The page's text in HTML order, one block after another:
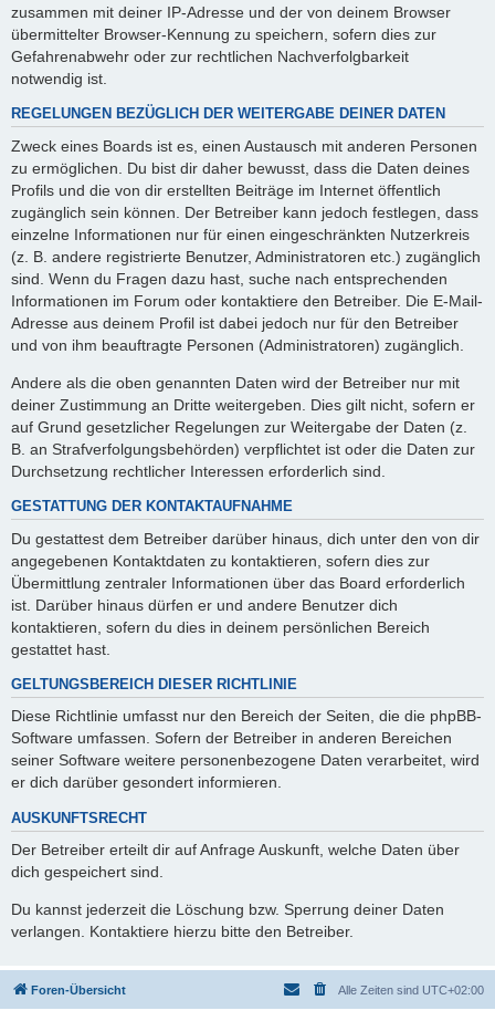
zusammen mit deiner IP-Adresse und der von deinem Browser
übermittelter Browser-Kennung zu speichern, sofern dies zur
Gefahrenabwehr oder zur rechtlichen Nachverfolgbarkeit
notwendig ist.
REGELUNGEN BEZÜGLICH DER WEITERGABE DEINER DATEN
Zweck eines Boards ist es, einen Austausch mit anderen Personen
zu ermöglichen. Du bist dir daher bewusst, dass die Daten deines
Profils und die von dir erstellten Beiträge im Internet öffentlich
zugänglich sein können. Der Betreiber kann jedoch festlegen, dass
einzelne Informationen nur für einen eingeschränkten Nutzerkreis
(z. B. andere registrierte Benutzer, Administratoren etc.) zugänglich
sind. Wenn du Fragen dazu hast, suche nach entsprechenden
Informationen im Forum oder kontaktiere den Betreiber. Die E-Mail-
Adresse aus deinem Profil ist dabei jedoch nur für den Betreiber
und von ihm beauftragte Personen (Administratoren) zugänglich.
Andere als die oben genannten Daten wird der Betreiber nur mit
deiner Zustimmung an Dritte weitergeben. Dies gilt nicht, sofern er
auf Grund gesetzlicher Regelungen zur Weitergabe der Daten (z.
B. an Strafverfolgungsbehörden) verpflichtet ist oder die Daten zur
Durchsetzung rechtlicher Interessen erforderlich sind.
GESTATTUNG DER KONTAKTAUFNAHME
Du gestattest dem Betreiber darüber hinaus, dich unter den von dir
angegebenen Kontaktdaten zu kontaktieren, sofern dies zur
Übermittlung zentraler Informationen über das Board erforderlich
ist. Darüber hinaus dürfen er und andere Benutzer dich
kontaktieren, sofern du dies in deinem persönlichen Bereich
gestattet hast.
GELTUNGSBEREICH DIESER RICHTLINIE
Diese Richtlinie umfasst nur den Bereich der Seiten, die die phpBB-
Software umfassen. Sofern der Betreiber in anderen Bereichen
seiner Software weitere personenbezogene Daten verarbeitet, wird
er dich darüber gesondert informieren.
AUSKUNFTSRECHT
Der Betreiber erteilt dir auf Anfrage Auskunft, welche Daten über
dich gespeichert sind.
Du kannst jederzeit die Löschung bzw. Sperrung deiner Daten
verlangen. Kontaktiere hierzu bitte den Betreiber.
Foren-Übersicht Alle Zeiten sind UTC+02:00